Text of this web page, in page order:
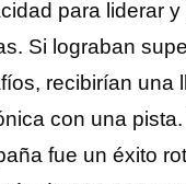
un
ha vuelto a
una nueva